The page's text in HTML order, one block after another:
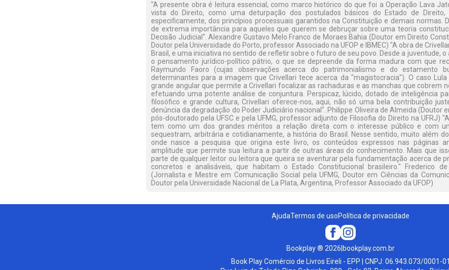
"A presente obra é leitura essencial, como marco histórico do que foi a Operação Lava
vista do Direito, como uma deturpação dos postulados básicos do Estado de
especificamente, dos princípios processuais garantidos na Constituição e demais normas.
de extrema importância para aqueles que querem se debruçar sobre uma teoria
Decisão Judicial". Alexandre Gustavo Melo Franco de Moraes Bahia (Doutor em Direito
Doutor pela Universidade do Porto, professor Associado na UFOP e IBMEC) "A obra de
Brasil, e uma iniciativa no sentido de refletir sobre o futuro de seu povo. Desde a juventude,
o pensamento jurídico-político pátrio, o que se depreende da forma madura com que
Raymundo Faoro (cujas observações acerca do patrimonialismo e do estamento
determinantes para a imagem que Crivellari tece acerca da "magistocracia"). O caso
grande angular que permite a Crivellari focalizar as rachaduras e as manchas que cobrem
efetuando uma potente análise de conjuntura. Perspicaz, lúcido, dotado de inteligência
filosófico e grande cultura, Crivellari oferece-nos, aqui, não só uma bela contribuição
denúncia da degradação do Poder Judiciário nacional". Philippe Oliveira de Almeida (Doutor
pós-doutorado pela UFSC e pela UFMG, professor adjunto de Filosofia do Direito na UFRJ)
tem como um dos grandes méritos a relação direta com o interesse público e com
sequestram, arbitrária e cotidianamente, a história do Brasil. Nesse sentido, muito além
onde nasce a pesquisa que origina este livro, os conteúdos expressos nas páginas
amplitude que permite sua leitura a partir de outras áreas do conhecimento. Mais que
parte de qualquer leitor ou leitora que queira se aventurar pela fundamentação acerca de
concretos e analisáveis, que habitam o Estado Constitucional brasileiro." Frederico
(Jornalista e Mestre em Comunicação Social pela UFMG, Doutor em Ciências da
Doutor pela Universidade Nacional de La Plata, Argentina, Professor Associado da UFOP)
AjudaTermos de usoPolítica de privacidade
Bookplay® 2026 bookplay.com.br
Book Play Comércio de Livros Eireli - EPP | CNPJ: 06.943.073/0001-01